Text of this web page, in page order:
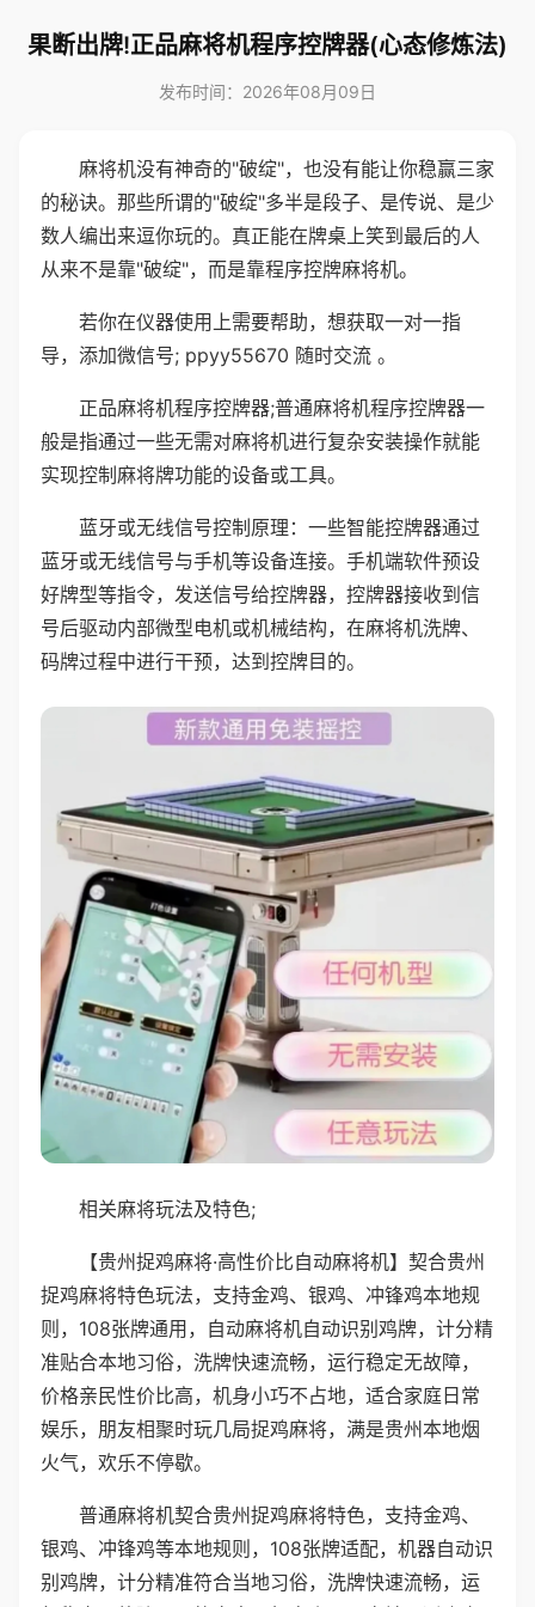
果断出牌!正品麻将机程序控牌器(心态修炼法)
发布时间：2026年08月09日
麻将机没有神奇的"破绽"，也没有能让你稳赢三家
的秘诀。那些所谓的"破绽"多半是段子、是传说、是少
数人编出来逗你玩的。真正能在牌桌上笑到最后的人
从来不是靠"破绽"，而是靠程序控牌麻将机。
若你在仪器使用上需要帮助，想获取一对一指
导，添加微信号; ppyy55670 随时交流 。
正品麻将机程序控牌器;普通麻将机程序控牌器一
般是指通过一些无需对麻将机进行复杂安装操作就能
实现控制麻将牌功能的设备或工具。
蓝牙或无线信号控制原理：一些智能控牌器通过
蓝牙或无线信号与手机等设备连接。手机端软件预设
好牌型等指令，发送信号给控牌器，控牌器接收到信
号后驱动内部微型电机或机械结构，在麻将机洗牌、
码牌过程中进行干预，达到控牌目的。
相关麻将玩法及特色;
【贵州捉鸡麻将·高性价比自动麻将机】契合贵州
捉鸡麻将特色玩法，支持金鸡、银鸡、冲锋鸡本地规
则，108张牌通用，自动麻将机自动识别鸡牌，计分精
准贴合本地习俗，洗牌快速流畅，运行稳定无故障，
价格亲民性价比高，机身小巧不占地，适合家庭日常
娱乐，朋友相聚时玩几局捉鸡麻将，满是贵州本地烟
火气，欢乐不停歇。
普通麻将机契合贵州捉鸡麻将特色，支持金鸡、
银鸡、冲锋鸡等本地规则，108张牌适配，机器自动识
别鸡牌，计分精准符合当地习俗，洗牌快速流畅，运